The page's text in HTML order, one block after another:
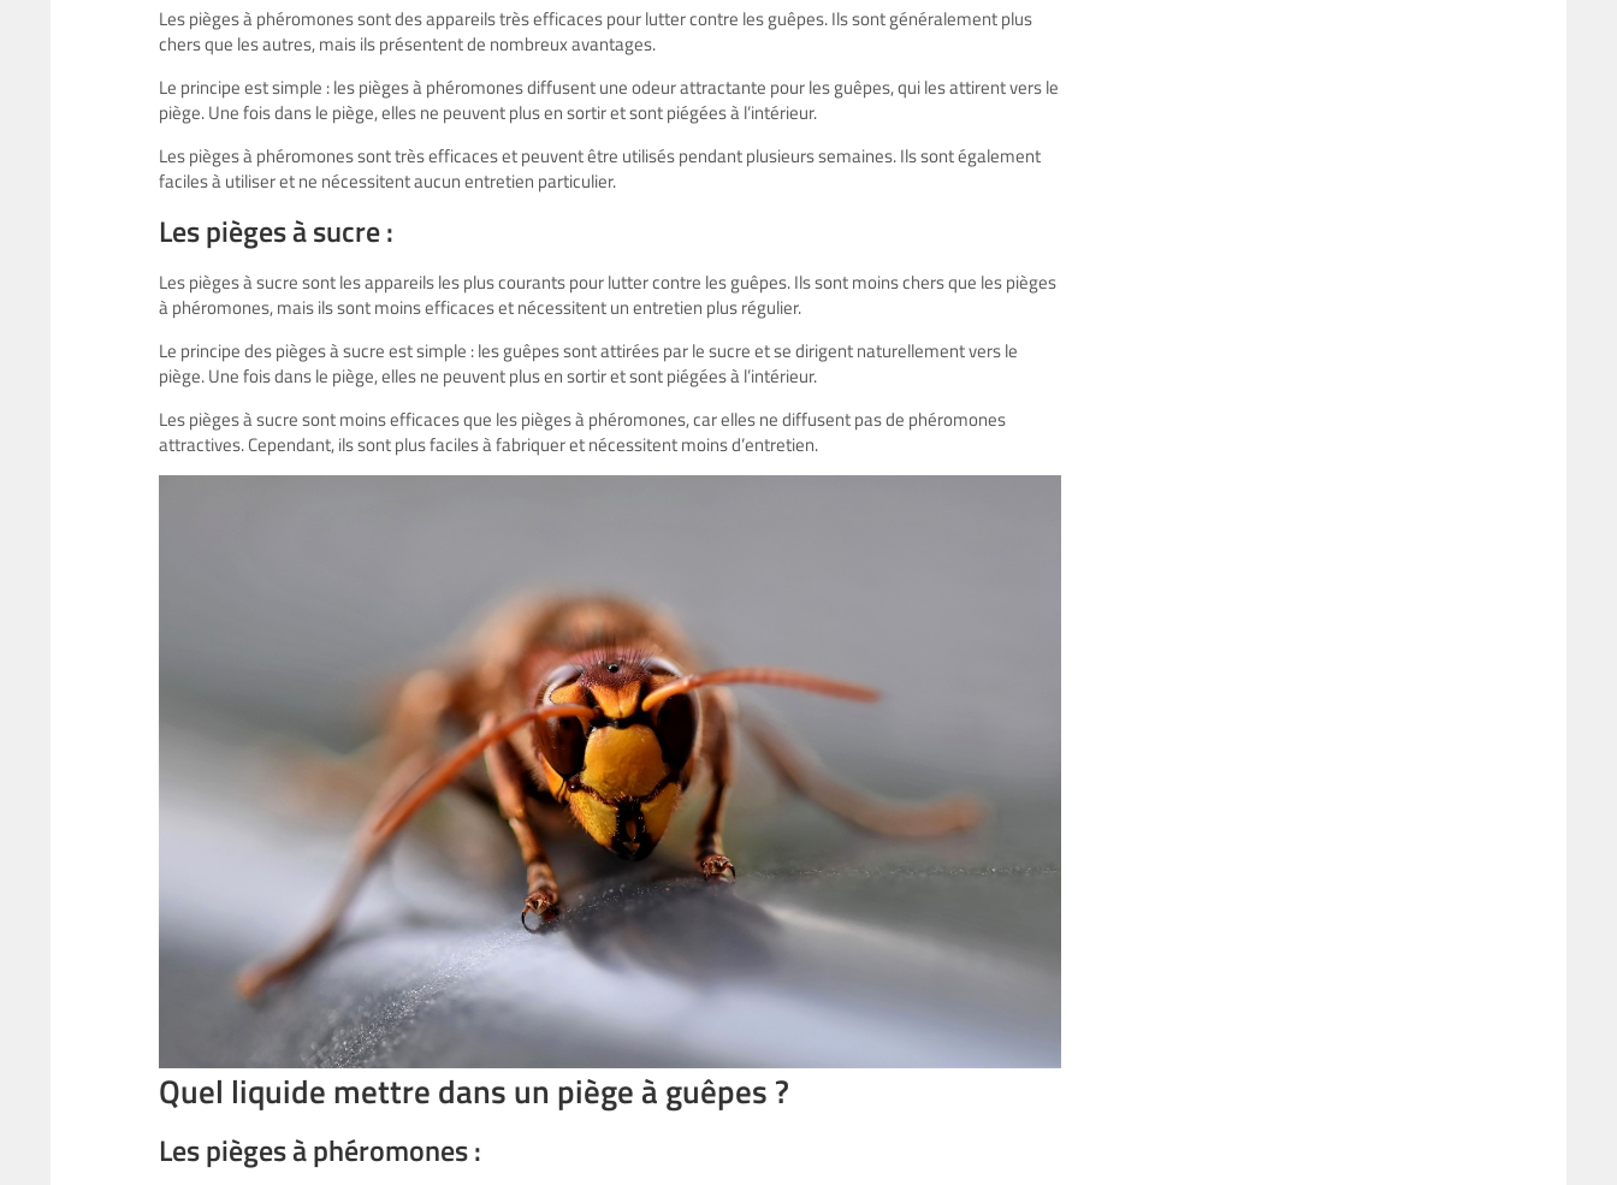
Les pièges à phéromones sont des appareils très efficaces pour lutter contre les guêpes. Ils sont généralement plus
chers que les autres, mais ils présentent de nombreux avantages.
Le principe est simple : les pièges à phéromones diffusent une odeur attractante pour les guêpes, qui les attirent vers le
piège. Une fois dans le piège, elles ne peuvent plus en sortir et sont piégées à l’intérieur.
Les pièges à phéromones sont très efficaces et peuvent être utilisés pendant plusieurs semaines. Ils sont également
faciles à utiliser et ne nécessitent aucun entretien particulier.
Les pièges à sucre :
Les pièges à sucre sont les appareils les plus courants pour lutter contre les guêpes. Ils sont moins chers que les pièges
à phéromones, mais ils sont moins efficaces et nécessitent un entretien plus régulier.
Le principe des pièges à sucre est simple : les guêpes sont attirées par le sucre et se dirigent naturellement vers le
piège. Une fois dans le piège, elles ne peuvent plus en sortir et sont piégées à l’intérieur.
Les pièges à sucre sont moins efficaces que les pièges à phéromones, car elles ne diffusent pas de phéromones
attractives. Cependant, ils sont plus faciles à fabriquer et nécessitent moins d’entretien.
Quel liquide mettre dans un piège à guêpes ?
Les pièges à phéromones :